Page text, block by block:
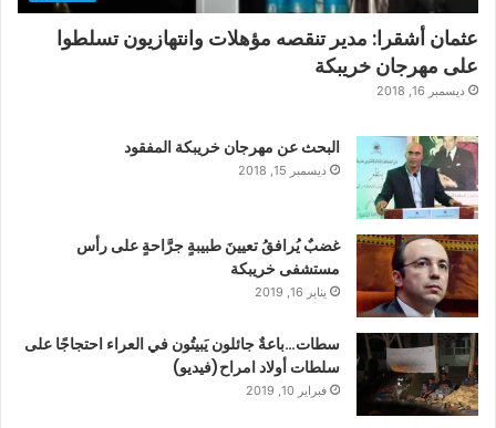
عثمان أشقرا: مدير تنقصه مؤهلات وانتهازيون تسلطوا
على مهرجان خريبكة
ديسمبر 16, 2018
البحث عن مهرجان خريبكة المفقود
ديسمبر 15, 2018
غضبٌ يُرافقُ تعيينَ طبيبةٍ جرَّاحةٍ على رأس
مستشفى خريبكة
يناير 16, 2019
سطات…باعةٌ جائلون يَبيتُون في العراء احتجاجًا على
سلطات أولاد امراح(فيديو)
فبراير 10, 2019